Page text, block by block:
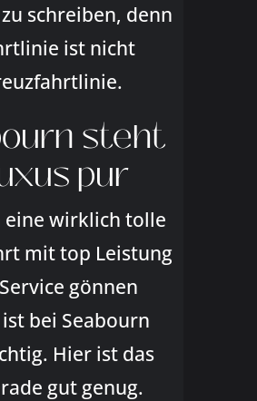
schreiben, denn
ist nicht
steht
pur
eine wirklich tolle
mit top Leistung
gönnen
bei Seabourn
Hier ist das
gut genug.